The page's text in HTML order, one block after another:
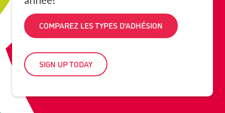
COMPAREZ LES TYPES D’ADHÉSION
SIGN UP TODAY